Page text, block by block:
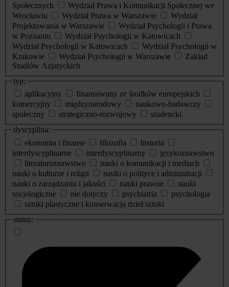
Społecznych
Wydział Prawa i Komunikacji Społecznej we
Wrocławiu
Wydział Prawa w Warszawie
Wydział
Projektowania w Warszawie
Wydział Psychologii i Prawa
w Poznaniu
Wydział Psychologii w Katowicach
Wydział Psychologii w Katowicach
Wydział Psychologii w
Krakowie
Wydział Psychologii w Warszawie
Zakład
Studiów Azjatyckich
typ:
aplikacyjny
finansowany ze środków europejskich
komercyjny
międzynarodowy
naukowo-badawczy
społeczny
strategiczno-rozwojowy
studencki
dyscyplina:
ekonomia i finanse
filozofia
historia
interdyscyplinarne
interdyscyplinarny
językoznawstwo
literaturoznawstwo
nauki o komunikacji i mediach
nauki o kulturze i religii
nauki o polityce i administracji
nauki o zarządzaniu i jakości
nauki prawne
nauki
socjologiczne
nie dotyczy psychiatria
psychologia
sztuki plastyczne i konserwacja dzieł sztuki
status: